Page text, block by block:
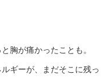
胸が痛かったことも。
ギーが、まだそこに残っ